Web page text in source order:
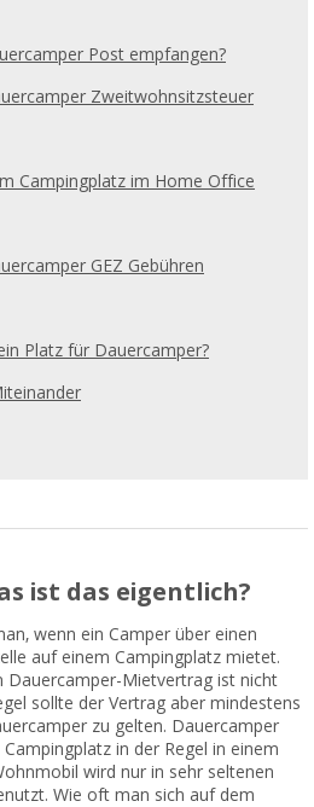
Post empfangen?
Zweitwohnsitzsteuer
Campingplatz im Home Office
GEZ Gebühren
Platz für Dauercamper?
ist das eigentlich?
wenn ein Camper über einen
auf einem Campingplatz mietet.
Dauercamper-Mietvertrag ist nicht
sollte der Vertrag aber mindestens
zu gelten. Dauercamper
in der Regel in einem
wird nur in sehr seltenen
Wie oft man sich auf dem